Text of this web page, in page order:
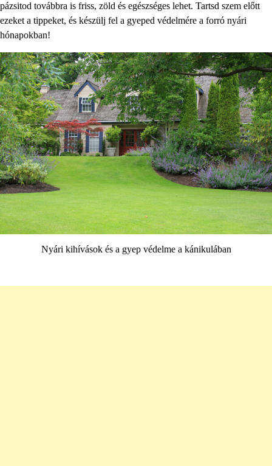
pázsitod továbbra is friss, zöld és egészséges lehet. Tartsd szem előtt
ezeket a tippeket, és készülj fel a gyeped védelmére a forró nyári
hónapokban!
Nyári kihívások és a gyep védelme a kánikulában